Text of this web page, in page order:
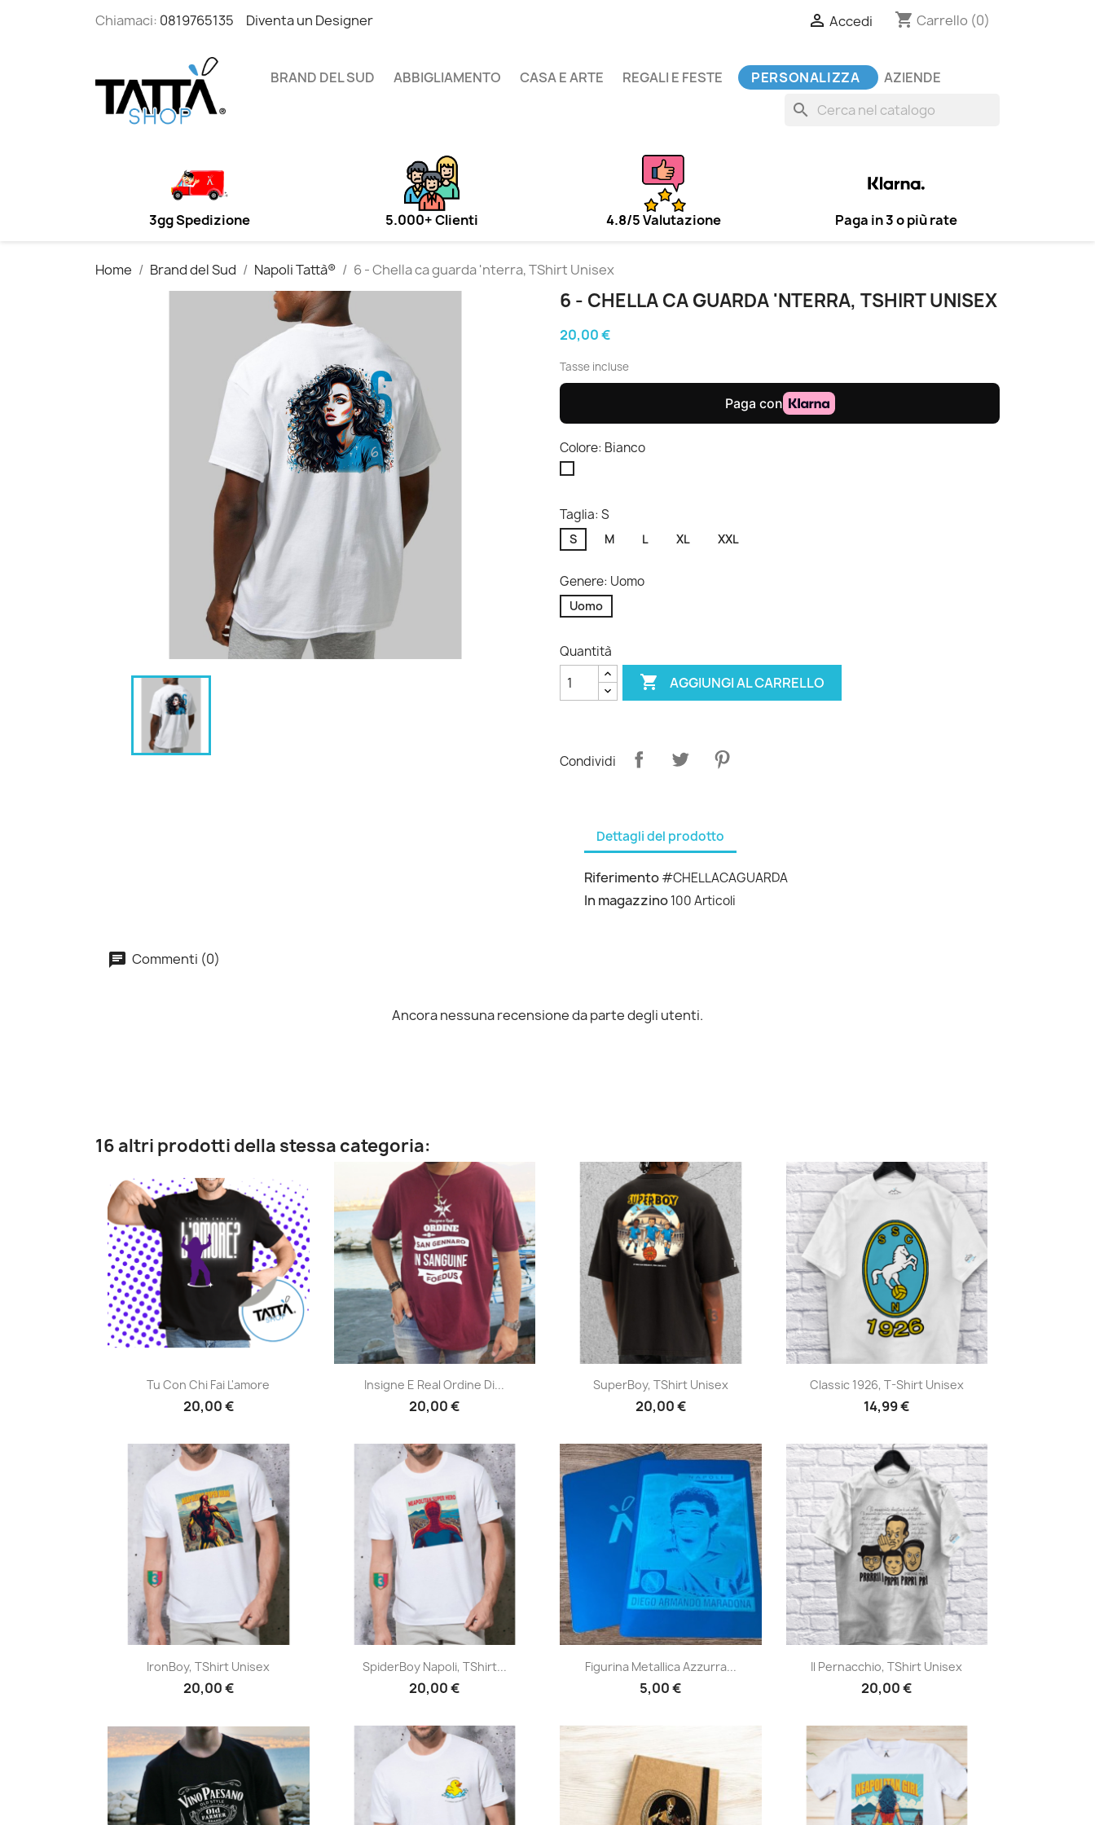
Chiamaci: 0819765135 Diventa un Designer  Accedi shopping_cart Carrello (0)
BRAND DEL SUD ABBIGLIAMENTO CASA E ARTE REGALI E FESTE PERSONALIZZA AZIENDE
search
3gg Spedizione 5.000+ Clienti 4.8/5 Valutazione Paga in 3 o più rate
Home Brand del Sud Napoli Tattà® 6 - Chella ca guarda 'nterra, TShirt Unisex
6 - CHELLA CA GUARDA 'NTERRA, TSHIRT UNISEX
20,00 €
Tasse incluse
Colore: Bianco
Taglia: S
S M L XL XXL
Genere: Uomo
Uomo
Quantità
 AGGIUNGI AL CARRELLO
Condividi
Dettagli del prodotto
Riferimento#CHELLACAGUARDA
In magazzino100 Articoli
Commenti (0)
Ancora nessuna recensione da parte degli utenti.
16 altri prodotti della stessa categoria:
Anteprima
Tu Con Chi Fai L'amore
20,00 €
Anteprima
Insigne E Real Ordine Di...
20,00 €
Anteprima
SuperBoy, TShirt Unisex
20,00 €
Anteprima
Classic 1926, T-Shirt Unisex
14,99 €
Anteprima
IronBoy, TShirt Unisex
20,00 €
Anteprima
SpiderBoy Napoli, TShirt...
20,00 €
Anteprima
Figurina Metallica Azzurra...
5,00 €
Anteprima
Il Pernacchio, TShirt Unisex
20,00 €